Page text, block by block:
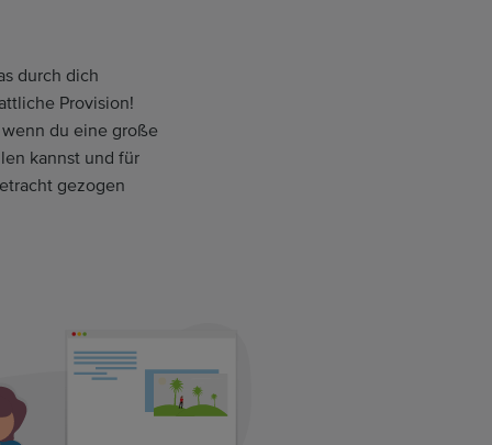
durch dich
Provision!
du eine große
kannst und für
gezogen